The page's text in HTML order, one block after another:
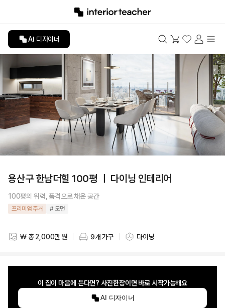
AI 디자이너
용산구 한남더힐 100평 ㅣ 다이닝 인테리어
100평의 위력, 품격으로 채운 공간
프리미엄 주거 # 모던
스타일링 비용
₩ 총 2,000만 원 스타일링 가구 개수
9개 가구 스타일링 공간
다이닝
이 집이 마음에 든다면? 사진한장이면 바로 시작가능해요
AI 디자이너